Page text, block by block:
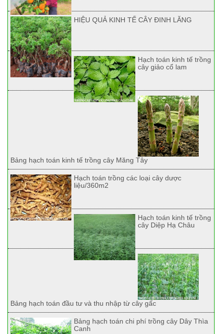
HIỆU QUẢ KINH TẾ CÂY ĐINH LĂNG
Hạch toán kinh tế trồng
cây giảo cổ lam
Bảng hạch toán kinh tế trồng cây Măng Tây
Hạch toán trồng các loại cây dược
liệu/360m2
Hạch toán kinh tế trồng
cây Diệp Hạ Châu
Bảng hạch toán đầu tư và thu nhập từ cây gấc
Bảng hạch toán chi phí trồng cây Dây Thìa
Canh